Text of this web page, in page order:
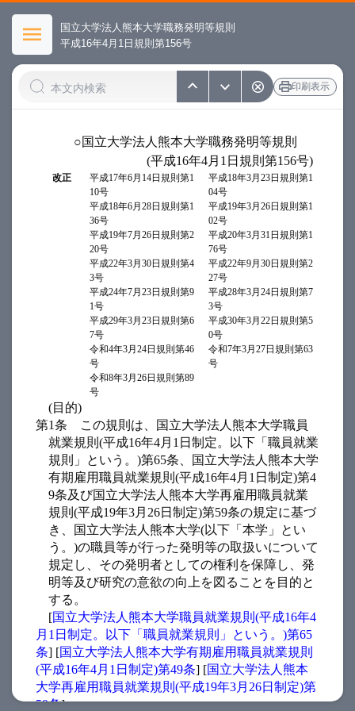
国立大学法人熊本大学職務発明等規則
平成16年4月1日規則第156号
印刷表示
○国立大学法人熊本大学職務発明等規則
(平成16年4月1日規則第156号)
改正
平成17年6月14日規則第1
10号
平成18年3月23日規則第1
04号
平成18年6月28日規則第1
36号
平成19年3月26日規則第1
02号
平成19年7月26日規則第2
20号
平成20年3月31日規則第1
76号
平成22年3月30日規則第4
3号
平成22年9月30日規則第2
27号
平成24年7月23日規則第9
1号
平成28年3月24日規則第7
3号
平成29年3月23日規則第6
7号
平成30年3月22日規則第5
0号
令和4年3月24日規則第46
号
令和7年3月27日規則第63
号
令和8年3月26日規則第89
号
(目的)
第1条
この規則は、国立大学法人熊本大学職員
就業規則(平成16年4月1日制定。以下「職員就業
規則」という。)第65条、国立大学法人熊本大学
有期雇用職員就業規則(平成16年4月1日制定)第4
9条及び国立大学法人熊本大学再雇用職員就業
規則(平成19年3月26日制定)第59条の規定に基づ
き、国立大学法人熊本大学(以下「本学」とい
う。)の職員等が行った発明等の取扱いについて
規定し、その発明者としての権利を保障し、発
明等及び研究の意欲の向上を図ることを目的と
する。
[国立大学法人熊本大学職員就業規則(平成16年4
月1日制定。以下「職員就業規則」という。)第65
条] [国立大学法人熊本大学有期雇用職員就業規則
(平成16年4月1日制定)第49条] [国立大学法人熊本
大学再雇用職員就業規則(平成19年3月26日制定)第
59条]